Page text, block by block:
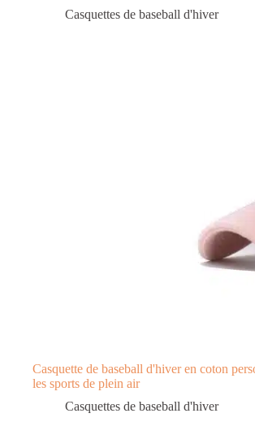
Casquettes de baseball d'hiver
Casquette de baseball d'hiver en coton
les sports de plein air
Casquettes de baseball d'hiver